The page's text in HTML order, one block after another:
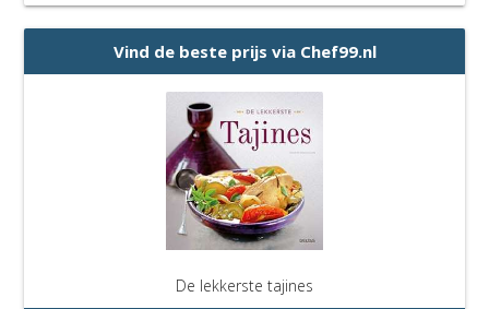
Vind de beste prijs via Chef99.nl
De lekkerste tajines